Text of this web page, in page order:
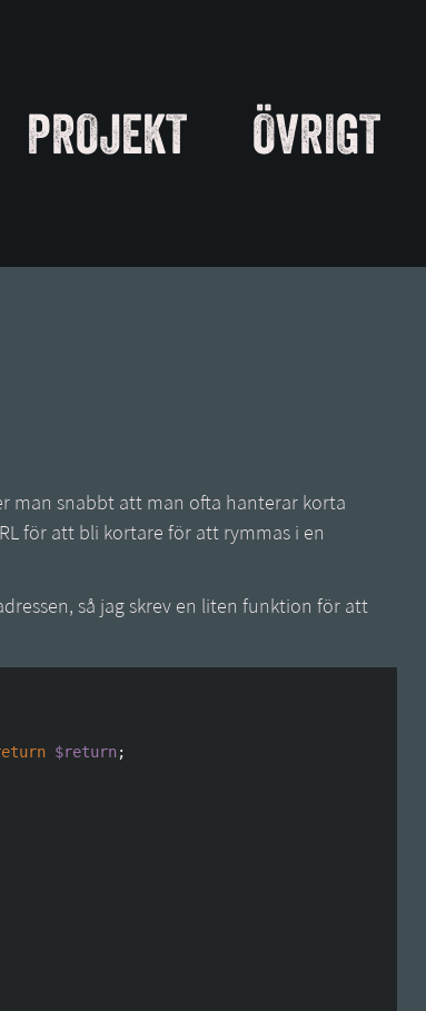
PROJEKT ÖVRIGT
man snabbt att man ofta hanterar korta
för att bli kortare för att rymmas i en
så jag skrev en liten funktion för att
$return;